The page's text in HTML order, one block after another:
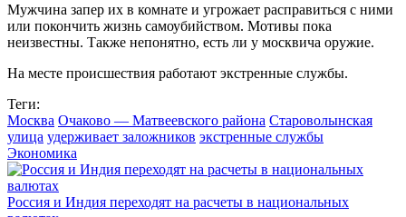
Мужчина запер их в комнате и угрожает расправиться с ними
или покончить жизнь самоубийством. Мотивы пока
неизвестны. Также непонятно, есть ли у москвича оружие.
На месте происшествия работают экстренные службы.
Теги:
Москва Очаково — Матвеевского района Староволынская
улица удерживает заложников экстренные службы
Экономика
Россия и Индия переходят на расчеты в национальных